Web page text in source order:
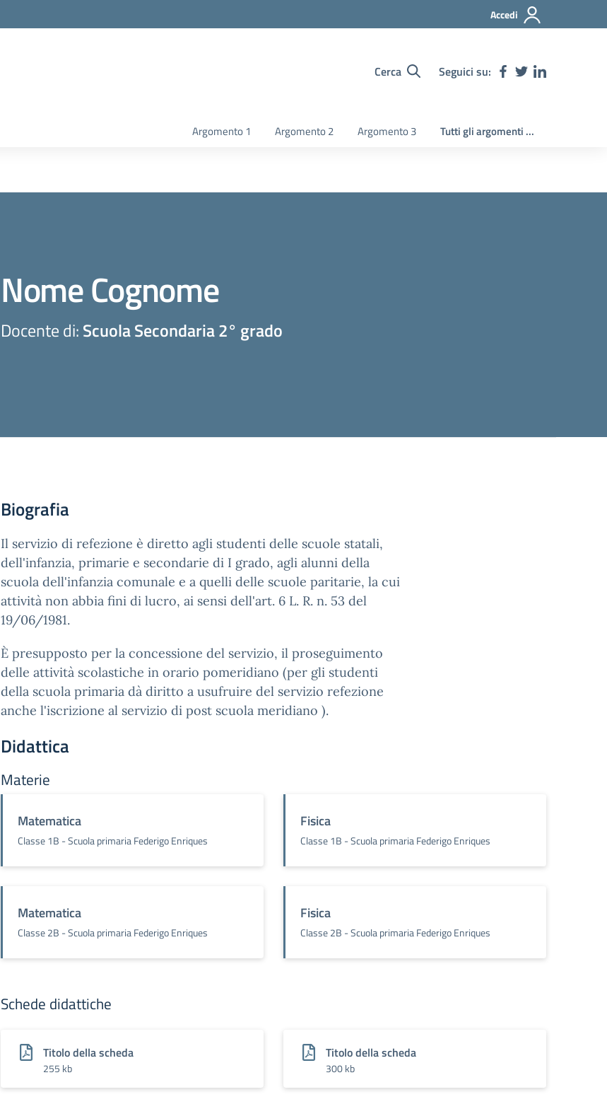
Accedi
Cerca Seguici su:
Argomento 1 Argomento 2 Argomento 3 Tutti gli argomenti ...
Nome Cognome
Docente di:Scuola Secondaria 2° grado
Biografia
Il servizio di refezione è diretto agli studenti delle scuole statali,
dell'infanzia, primarie e secondarie di I grado, agli alunni della
scuola dell'infanzia comunale e a quelli delle scuole paritarie, la cui
attività non abbia fini di lucro, ai sensi dell'art. 6 L. R. n. 53 del
19/06/1981.
È presupposto per la concessione del servizio, il proseguimento
delle attività scolastiche in orario pomeridiano (per gli studenti
della scuola primaria dà diritto a usufruire del servizio refezione
anche l'iscrizione al servizio di post scuola meridiano ).
Didattica
Materie
Matematica
Classe 1B - Scuola primaria Federigo Enriques
Fisica
Classe 1B - Scuola primaria Federigo Enriques
Matematica
Classe 2B - Scuola primaria Federigo Enriques
Fisica
Classe 2B - Scuola primaria Federigo Enriques
Schede didattiche
Titolo della scheda
255 kb
Titolo della scheda
300 kb